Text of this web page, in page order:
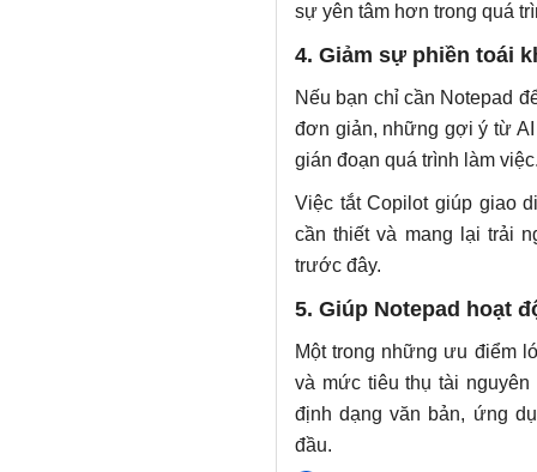
sự yên tâm hơn trong quá
4. Giảm sự phiền toái
Nếu bạn chỉ cần Notepad
đơn giản, những gợi ý từ
gián đoạn quá trình làm
Việc tắt Copilot giúp giao
cần thiết và mang lại trải
trước đây.
5. Giúp Notepad hoạt
Một trong những ưu điểm
và mức tiêu thụ tài
định dạng văn bản, ứng
đầu.